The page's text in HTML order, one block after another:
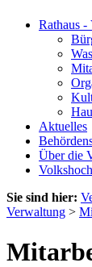
Rathaus -
Aktuelles
Über die
Sie sind hier:
Verwaltung >